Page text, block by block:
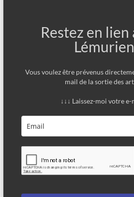
Restez en lien
Vous voulez être prévenus
mail de la sortie des
↓↓↓ Laissez-moi votre e-